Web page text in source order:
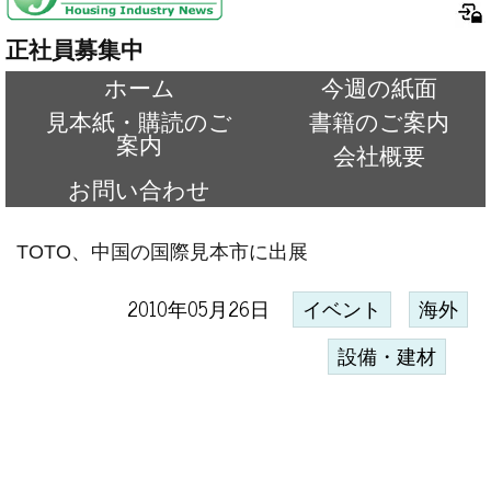
正社員募集中
ホーム
今週の紙面
見本紙・購読のご
案内
書籍のご案内
会社概要
お問い合わせ
TOTO、中国の国際見本市に出展
2010年05月26日 イベント 海外
設備・建材